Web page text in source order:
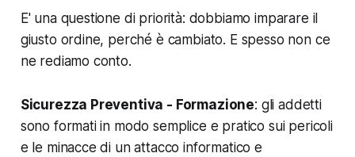
E' una questione di priorità: dobbiamo imparare il
giusto ordine, perché è cambiato. E spesso non ce
ne rediamo conto.
Sicurezza Preventiva - Formazione: gli addetti
sono formati in modo semplice e pratico sui pericoli
e le minacce di un attacco informatico e